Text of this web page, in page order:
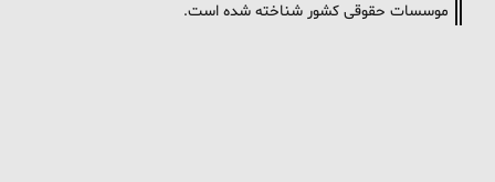
موسسات حقوقی کشور شناخته شده است.